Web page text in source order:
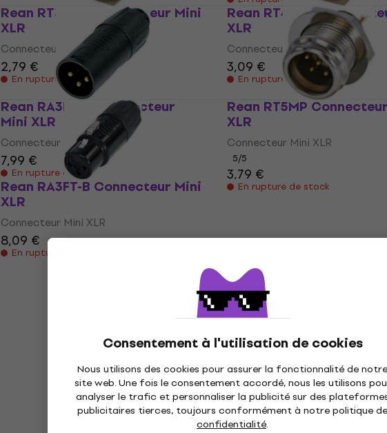
Consentement à l'utilisation de cookies
Nous utilisons des cookies pour assurer la fonctionnalité de notre
site web. Une fois le consentement accordé, nous les utilisons
analyser le trafic et personnaliser la publicité sur des
publicitaires tierces, toujours conformément à notre politique de
confidentialité.
Rean RT3MPR Connecteur Mini
XLR
Connecteur Mini XLR
2,79 €
En rupture de stock
Rean RT4MPR
XLR
Connecteur Mini XLR
3,09 €
En rupture de stock
Rean RA3MT-B Connecteur
Mini XLR
Connecteur Mini XLR
7,99 €
En rupture de stock
Rean RT5MP
XLR
Connecteur Mini XLR
5/5
3,79 €
En rupture de stock
Rean RA3FT-B Connecteur Mini
XLR
Connecteur Mini XLR
8,09 €
En rupture de stock